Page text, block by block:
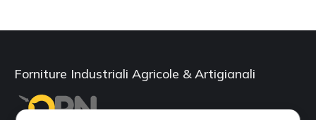
Forniture Industriali Agricole & Artigianali